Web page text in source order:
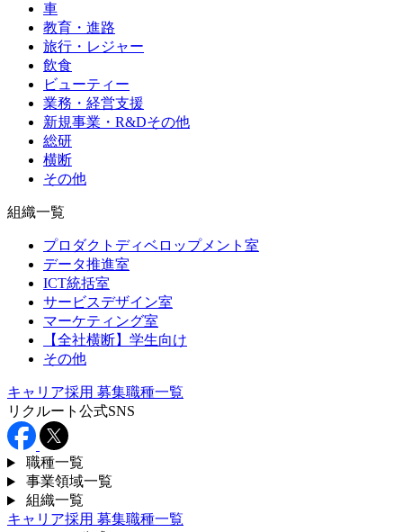
車
教育・進路
旅行・レジャー
飲食
ビューティー
業務・経営支援
新規事業・R&Dその他
総研
横断
その他
組織一覧
プロダクトディベロップメント室
データ推進室
ICT統括室
サービスデザイン室
マーケティング室
【全社横断】学生向け
その他
キャリア採用 募集職種一覧
リクルート公式SNS
職種一覧
事業領域一覧
組織一覧
キャリア採用 募集職種一覧